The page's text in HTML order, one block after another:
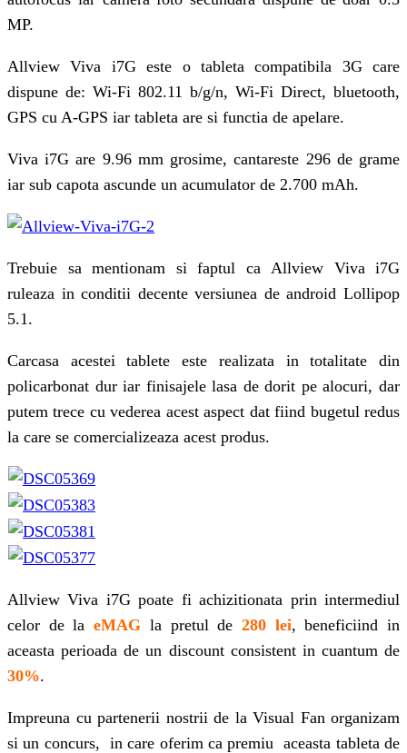
MP.
Allview Viva i7G este o tableta compatibila 3G care
dispune de: Wi-Fi 802.11 b/g/n, Wi-Fi Direct, bluetooth,
GPS cu A-GPS iar tableta are si functia de apelare.
Viva i7G are 9.96 mm grosime, cantareste 296 de grame
iar sub capota ascunde un acumulator de 2.700 mAh.
Trebuie sa mentionam si faptul ca Allview Viva i7G
ruleaza in conditii decente versiunea de android Lollipop
5.1.
Carcasa acestei tablete este realizata in totalitate din
policarbonat dur iar finisajele lasa de dorit pe alocuri, dar
putem trece cu vederea acest aspect dat fiind bugetul redus
la care se comercializeaza acest produs.
Allview Viva i7G poate fi achizitionata prin intermediul
celor de laeMAG la pretul de 280 lei, beneficiind in
aceasta perioada de un discount consistent in cuantum de
30%.
Impreuna cu partenerii nostrii de la Visual Fan organizam
si un concurs, in care oferim ca premiu aceasta tableta de